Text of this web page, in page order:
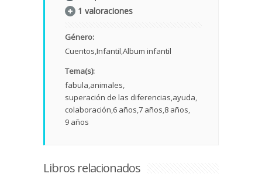
1 valoraciones
Género:
Cuentos Infantil Album infantil
Tema(s):
fabula animales
superación de las diferencias ayuda
colaboración 6 años 7 años 8 años
9 años
Libros relacionados